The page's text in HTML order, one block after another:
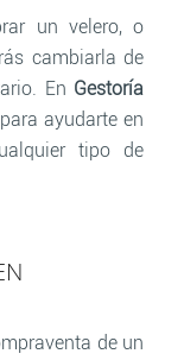
un velero, o
cambiarla de
En Gestoría
ayudarte en
tipo de
de un